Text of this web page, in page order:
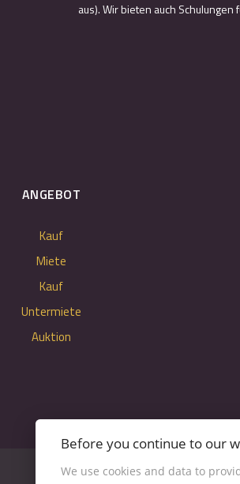
aus). Wir bieten auch
ANGEBOT
Kauf
Miete
Kauf
Untermiete
Auktion
Before you continue to our
We use cookies and data to